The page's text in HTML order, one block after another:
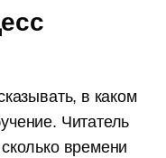
в каком
Читатель
времени